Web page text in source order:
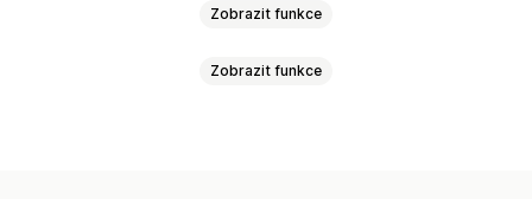
Zobrazit funkce
Zobrazit funkce